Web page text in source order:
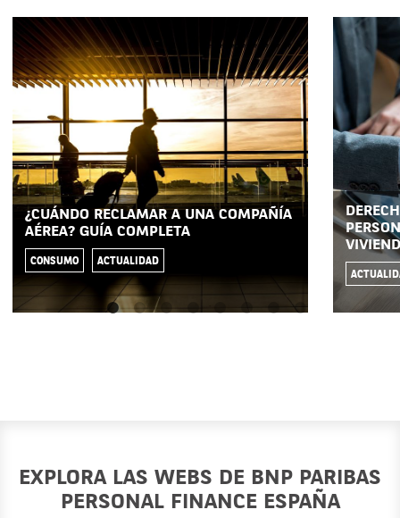
¿CUÁNDO RECLAMAR A UNA COMPAÑÍA
AÉREA? GUÍA COMPLETA
CONSUMO ACTUALIDAD
EXPLORA LAS WEBS DE BNP PARIBAS
PERSONAL FINANCE ESPAÑA